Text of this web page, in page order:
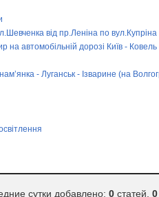
від пр.Леніна по вул.Купріна
на автомобільній дорозі Київ -
- Луганськ - Ізварине (на
сутки добавлено: 0 статей, 0